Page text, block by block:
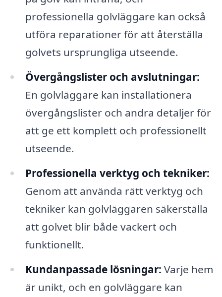
professionella golvläggare kan också
utföra reparationer för att återställa
golvets ursprungliga utseende.
Övergångslister och avslutningar:
En golvläggare kan installationera
övergångslister och andra detaljer för
att ge ett komplett och professionellt
utseende.
Professionella verktyg och tekniker:
Genom att använda rätt verktyg och
tekniker kan golvläggaren säkerställa
att golvet blir både vackert och
funktionellt.
Kundanpassade lösningar: Varje hem
är unikt, och en golvläggare kan